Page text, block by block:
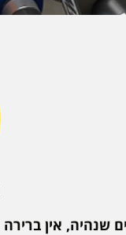
שנהיה, אין